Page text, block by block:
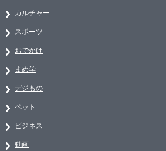
カルチャー
スポーツ
おでかけ
まめ学
デジもの
ペット
ビジネス
動画